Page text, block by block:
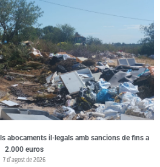
abocaments il·legals amb sancions de fins a
2.000 euros
7 d'agost de 2026